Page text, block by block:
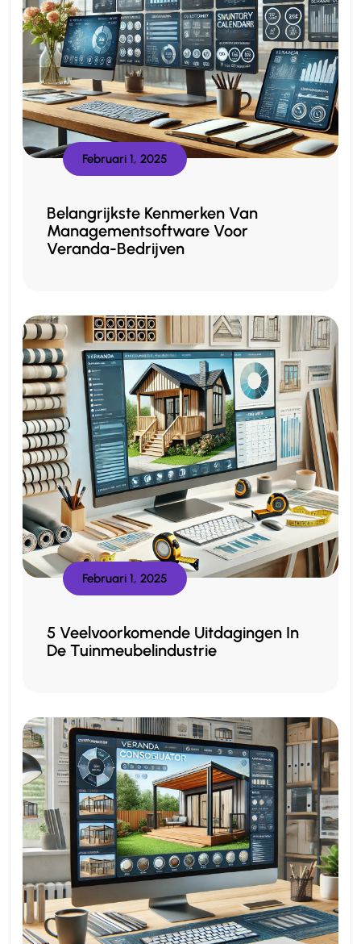
Februari 1, 2025
Belangrijkste Kenmerken Van
Managementsoftware Voor
Veranda-Bedrijven
Februari 1, 2025
5 Veelvoorkomende Uitdagingen In
De Tuinmeubelindustrie